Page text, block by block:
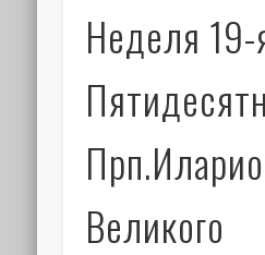
Неделя 19-
Великого